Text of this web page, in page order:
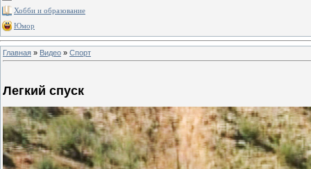
Хобби и образование
Юмор
Главная » Видео » Спорт
Легкий спуск